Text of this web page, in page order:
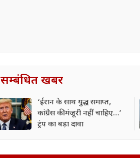
सम्बंधित खबर
‘ईरान के साथ युद्ध समाप्त,
कांग्रेस की मंजूरी नहीं चाहिए…’
ट्रंप का बड़ा दावा